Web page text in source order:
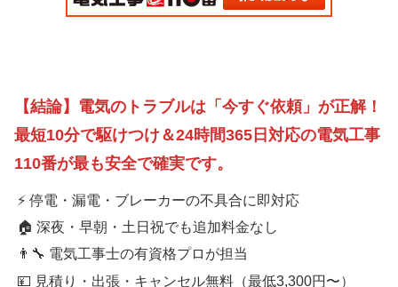
【結論】電気のトラブルは「今すぐ依頼」が正解！
最短10分で駆けつけ＆24時間365日対応の電気工事
110番が最も安全で確実です。
⚡ 停電・漏電・ブレーカーの不具合に即対応
🏠 深夜・早朝・土日祝でも追加料金なし
👨‍🔧 電気工事士の有資格プロが担当
💴 見積り・出張・キャンセル無料（最低3,300円〜）